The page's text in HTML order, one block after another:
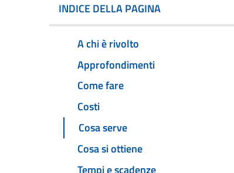
INDICE DELLA PAGINA
A chi è rivolto
Approfondimenti
Come fare
Costi
Cosa serve
Cosa si ottiene
Tempi e scadenze